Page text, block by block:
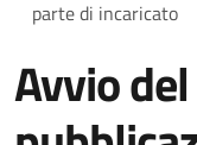
parte di incaricato
Avvio